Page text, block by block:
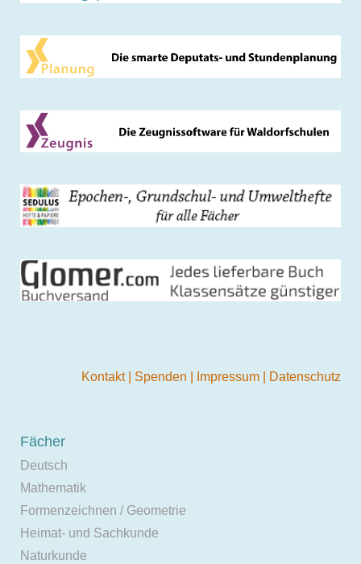
Kontakt Spenden Impressum Datenschutz
Fächer
Deutsch
Mathematik
Formenzeichnen / Geometrie
Heimat- und Sachkunde
Naturkunde